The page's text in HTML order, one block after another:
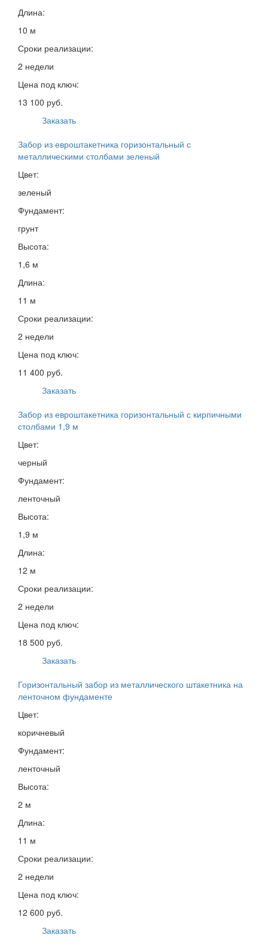
Длина:
10 м
Сроки реализации:
2 недели
Цена под ключ:
13 100 руб.
Заказать
Забор из евроштакетника горизонтальный с
металлическими столбами зеленый
Цвет:
зеленый
Фундамент:
грунт
Высота:
1,6 м
Длина:
11 м
Сроки реализации:
2 недели
Цена под ключ:
11 400 руб.
Заказать
Забор из евроштакетника горизонтальный с кирпичными
столбами 1,9 м
Цвет:
черный
Фундамент:
ленточный
Высота:
1,9 м
Длина:
12 м
Сроки реализации:
2 недели
Цена под ключ:
18 500 руб.
Заказать
Горизонтальный забор из металлического штакетника на
ленточном фундаменте
Цвет:
коричневый
Фундамент:
ленточный
Высота:
2 м
Длина:
11 м
Сроки реализации:
2 недели
Цена под ключ:
12 600 руб.
Заказать